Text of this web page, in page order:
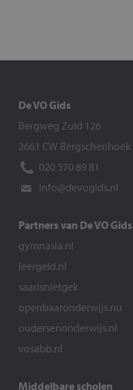
De VO Gids
Bergweg Zuid 126
2661 CW Bergschenhoek
020 570 89 81
info@devogids.nl
Partners van De VO Gids
gymnasia.nl
leergeld.nl
saarisnietgek
openbaaronderwijs.nu
oudersenonderwijs.nl
vosabb.nl
Middelbare scholen